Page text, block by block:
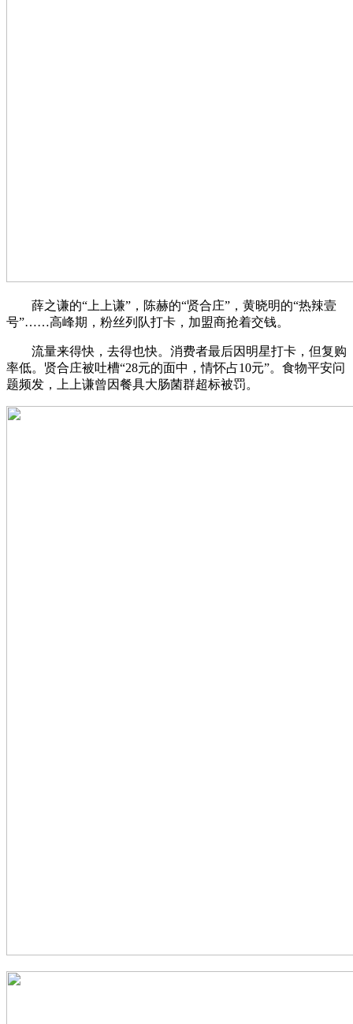
薛之谦的“上上谦”，陈赫的“贤合庄”，黄晓明的“热辣壹
号”……高峰期，粉丝列队打卡，加盟商抢着交钱。
流量来得快，去得也快。消费者最后因明星打卡，但复购
率低。贤合庄被吐槽“28元的面中，情怀占10元”。食物平安问
题频发，上上谦曾因餐具大肠菌群超标被罚。